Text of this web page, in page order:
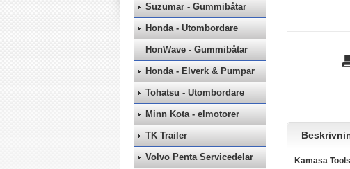
Suzumar - Gummibåtar
Honda - Utombordare
HonWave - Gummibåtar
Honda - Elverk & Pumpar
Tohatsu - Utombordare
Minn Kota - elmotorer
TK Trailer
Volvo Penta Servicedelar Kamasa